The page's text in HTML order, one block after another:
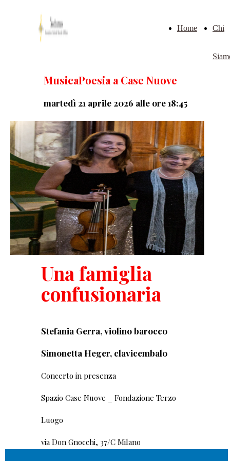
Home Chi
MusicaPoesia a Case Nuove
martedì 21 aprile 2026 alle ore 18:45
Una famiglia
confusionaria
Stefania Gerra, violino barocco
Simonetta Heger, clavicembalo
Concerto in presenza
Spazio Case Nuove _ Fondazione Terzo
Luogo
via Don Gnocchi, 37/C Milano